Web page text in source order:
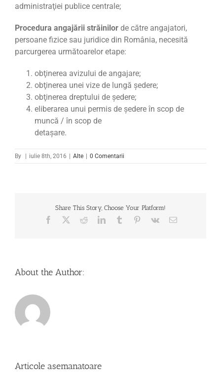
administraţiei publice centrale;
Procedura angajării străinilor de către angajatori,
persoane fizice sau juridice din România, necesită
parcurgerea următoarelor etape:
obţinerea avizului de angajare;
obţinerea unei vize de lungă şedere;
obţinerea dreptului de şedere;
eliberarea unui permis de şedere în scop de
muncă / în scop de
detaşare.
By iulie 8th, 2016 Alte 0 Comentarii
Share This Story, Choose Your Platform!
Facebook RedditLinkedInTumblr Pinterest
Vk Email
About the Author:
Articole asemanatoare